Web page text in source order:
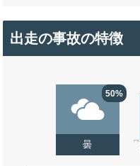
出走の事故の特徴
50%
曇